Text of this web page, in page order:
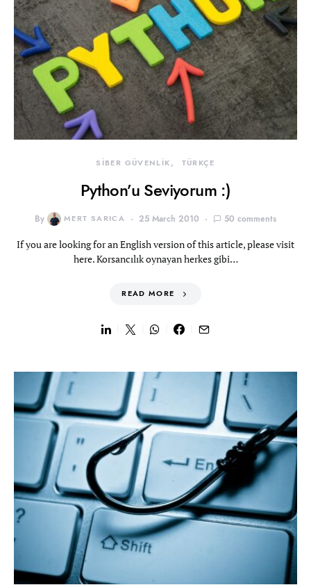
SİBER GÜVENLİK TÜRKÇE
Python’u Seviyorum :)
By MERT SARICA 25 March 2010 50 comments
If you are looking for an English version of this article, please visit
here. Korsancılık oynayan herkes gibi…
READ MORE